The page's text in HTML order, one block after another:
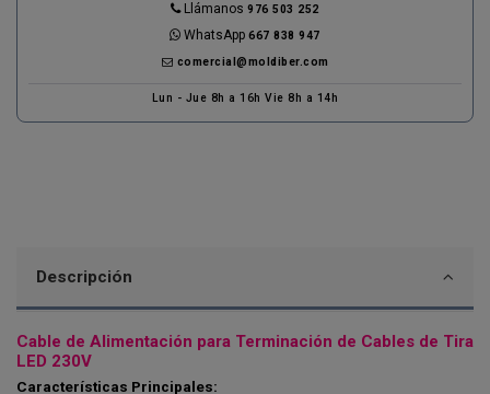
Llámanos976 503 252
WhatsApp667 838 947
comercial@moldiber.com
Lun - Jue 8h a 16h Vie 8h a 14h
Descripción
Cable de Alimentación para Terminación de Cables de Tira
LED 230V
Características Principales: